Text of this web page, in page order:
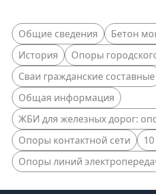
Общие сведения
Бетон
История
Опоры
Сваи гражданские составные
Общая информация
ЖБИ для железных дорог:
Опоры контактной сети
Опоры линий